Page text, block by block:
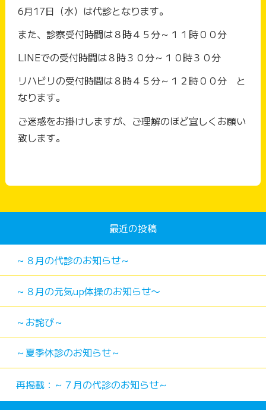
6月17日（水）は代診となります。
また、診察受付時間は８時４５分～１１時００分
LINEでの受付時間は８時３０分～１０時３０分
リハビリの受付時間は８時４５分～１２時００分 と
なります。
ご迷惑をお掛けしますが、ご理解のほど宜しくお願い
致します。
最近の投稿
～８月の代診のお知らせ～
～８月の元気up体操のお知らせ〜
～お詫び～
～夏季休診のお知らせ～
再掲載：～７月の代診のお知らせ～